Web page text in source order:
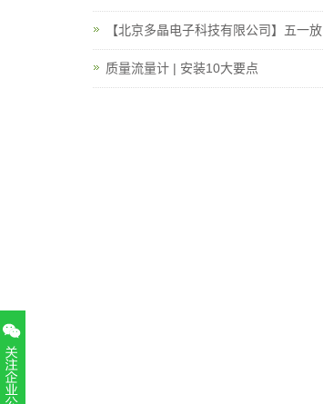
【北京多晶电子科技有限公司】五一放
质量流量计 | 安装10大要点